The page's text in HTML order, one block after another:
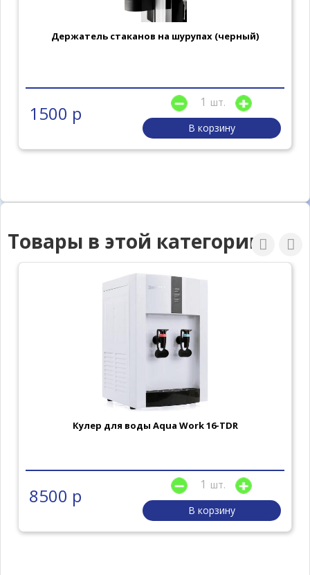
Держатель стаканов на шурупах (черный)
1500 р
шт.
В корзину
Товары в этой категории
Кулер для воды Aqua Work 16-TDR
8500 р
шт.
В корзину